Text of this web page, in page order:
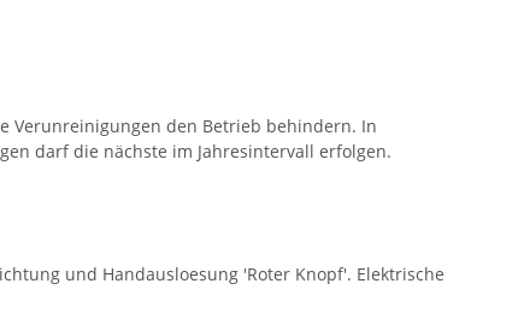
Verunreinigungen den Betrieb behindern. In
darf die nächste im Jahresintervall erfolgen.
und Handausloesung 'Roter Knopf'. Elektrische